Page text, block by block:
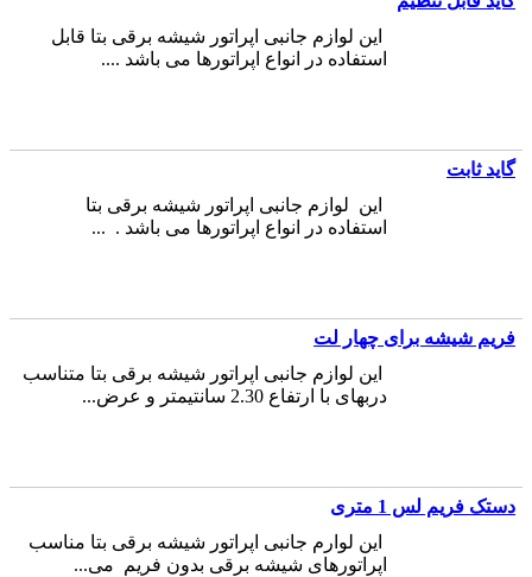
این لوازم جانبی اپراتور شیشه برقی بتا قابل
استفاده در انواع اپراتورها می باشد ....
گاید ثابت
این لوازم جانبی اپراتور شیشه برقی بتا
استفاده در انواع اپراتورها می باشد . ...
فریم شیشه برای چهار لت
این لوازم جانبی اپراتور شیشه برقی بتا متناسب
دربهای با ارتفاع 2.30 سانتیمتر و عرض...
دستک فریم لس 1 متری
این لوارم جانبی اپراتور شیشه برقی بتا مناسب
اپراتورهای شیشه برقی بدون فریم می...